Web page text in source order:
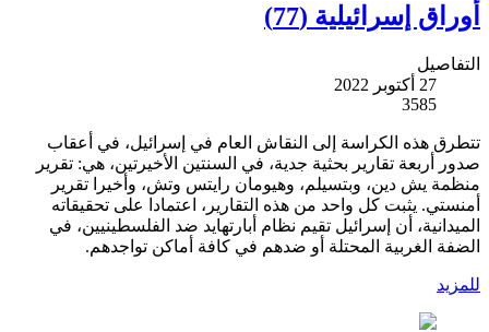
أوراق إسرائيلية (77)
التفاصيل
27 أكتوبر 2022
3585
تتطرق هذه الكراسة إلى النقاش العام في إسرائيل، في أعقاب
صدور أربعة تقارير بحثية جدية، في السنتين الأخيرتين، هي: تقرير
منظمة يش دين، وبتسيلم، وهيومان رايتس وتش، وأخيرا تقرير
أمنستي. يثبت كل واحد من هذه التقارير، اعتمادا على تحقيقاته
الميدانية، أن إسرائيل تقيم نظام أبارتهايد ضد الفلسطينيين، في
الضفة الغربية المحتلة أو ضدهم في كافة أماكن تواجدهم.
للمزيد